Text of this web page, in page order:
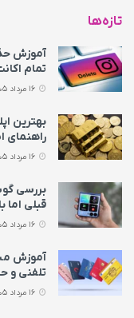
تازه‌ها
آموزش
تمام
بهترین
راهنمای
قبلی اما
آموزش
تلفنی و